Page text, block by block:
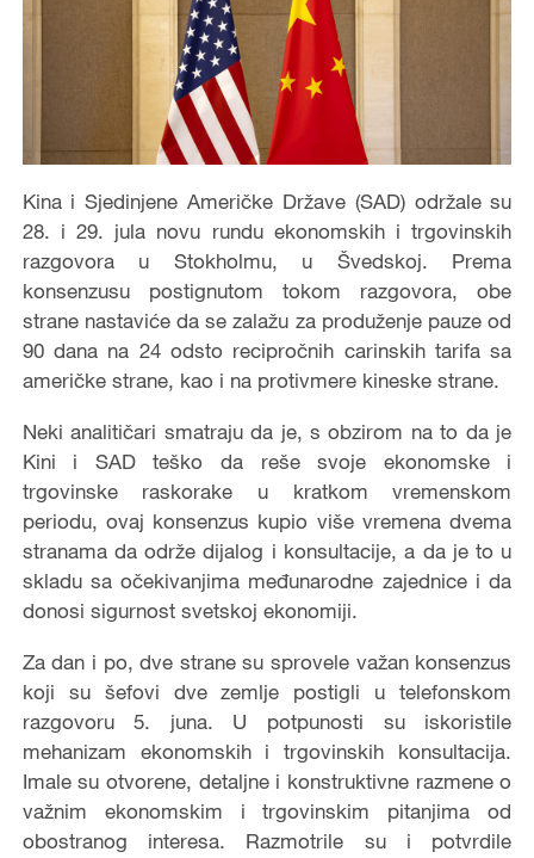
Kina i Sjedinjene Američke Države (SAD) održale su
28. i 29. jula novu rundu ekonomskih i trgovinskih
razgovora u Stokholmu, u Švedskoj. Prema
konsenzusu postignutom tokom razgovora, obe
strane nastaviće da se zalažu za produženje pauze od
90 dana na 24 odsto recipročnih carinskih tarifa sa
američke strane, kao i na protivmere kineske strane.
Neki analitičari smatraju da je, s obzirom na to da je
Kini i SAD teško da reše svoje ekonomske i
trgovinske raskorake u kratkom vremenskom
periodu, ovaj konsenzus kupio više vremena dvema
stranama da održe dijalog i konsultacije, a da je to u
skladu sa očekivanjima međunarodne zajednice i da
donosi sigurnost svetskoj ekonomiji.
Za dan i po, dve strane su sprovele važan konsenzus
koji su šefovi dve zemlje postigli u telefonskom
razgovoru 5. juna. U potpunosti su iskoristile
mehanizam ekonomskih i trgovinskih konsultacija.
Imale su otvorene, detaljne i konstruktivne razmene o
važnim ekonomskim i trgovinskim pitanjima od
obostranog interesa. Razmotrile su i potvrdile